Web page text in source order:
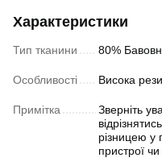
Характеристики
Тип тканини 80%
Особливості Висока
Примітка
Зверніть
різницею у
пристрої